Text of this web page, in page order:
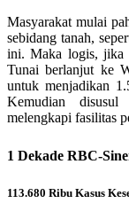
Masyarakat mulai
sebidang tanah,
ini. Maka logis, jika
Tunai berlanjut ke
untuk menjadikan
Kemudian
melengkapi fasilitas
1 Dekade RBC-
113.680 Ribu Kasus